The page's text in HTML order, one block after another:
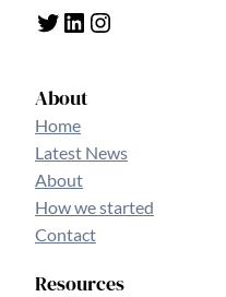
Twitter LinkedIn Instagram
About
Home
Latest News
About
How we started
Contact
Resources